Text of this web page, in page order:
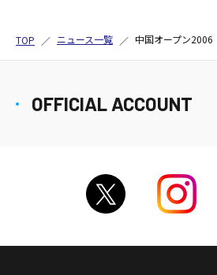
TOP ニュース一覧 中国オープン2006
OFFICIAL ACCOUNT